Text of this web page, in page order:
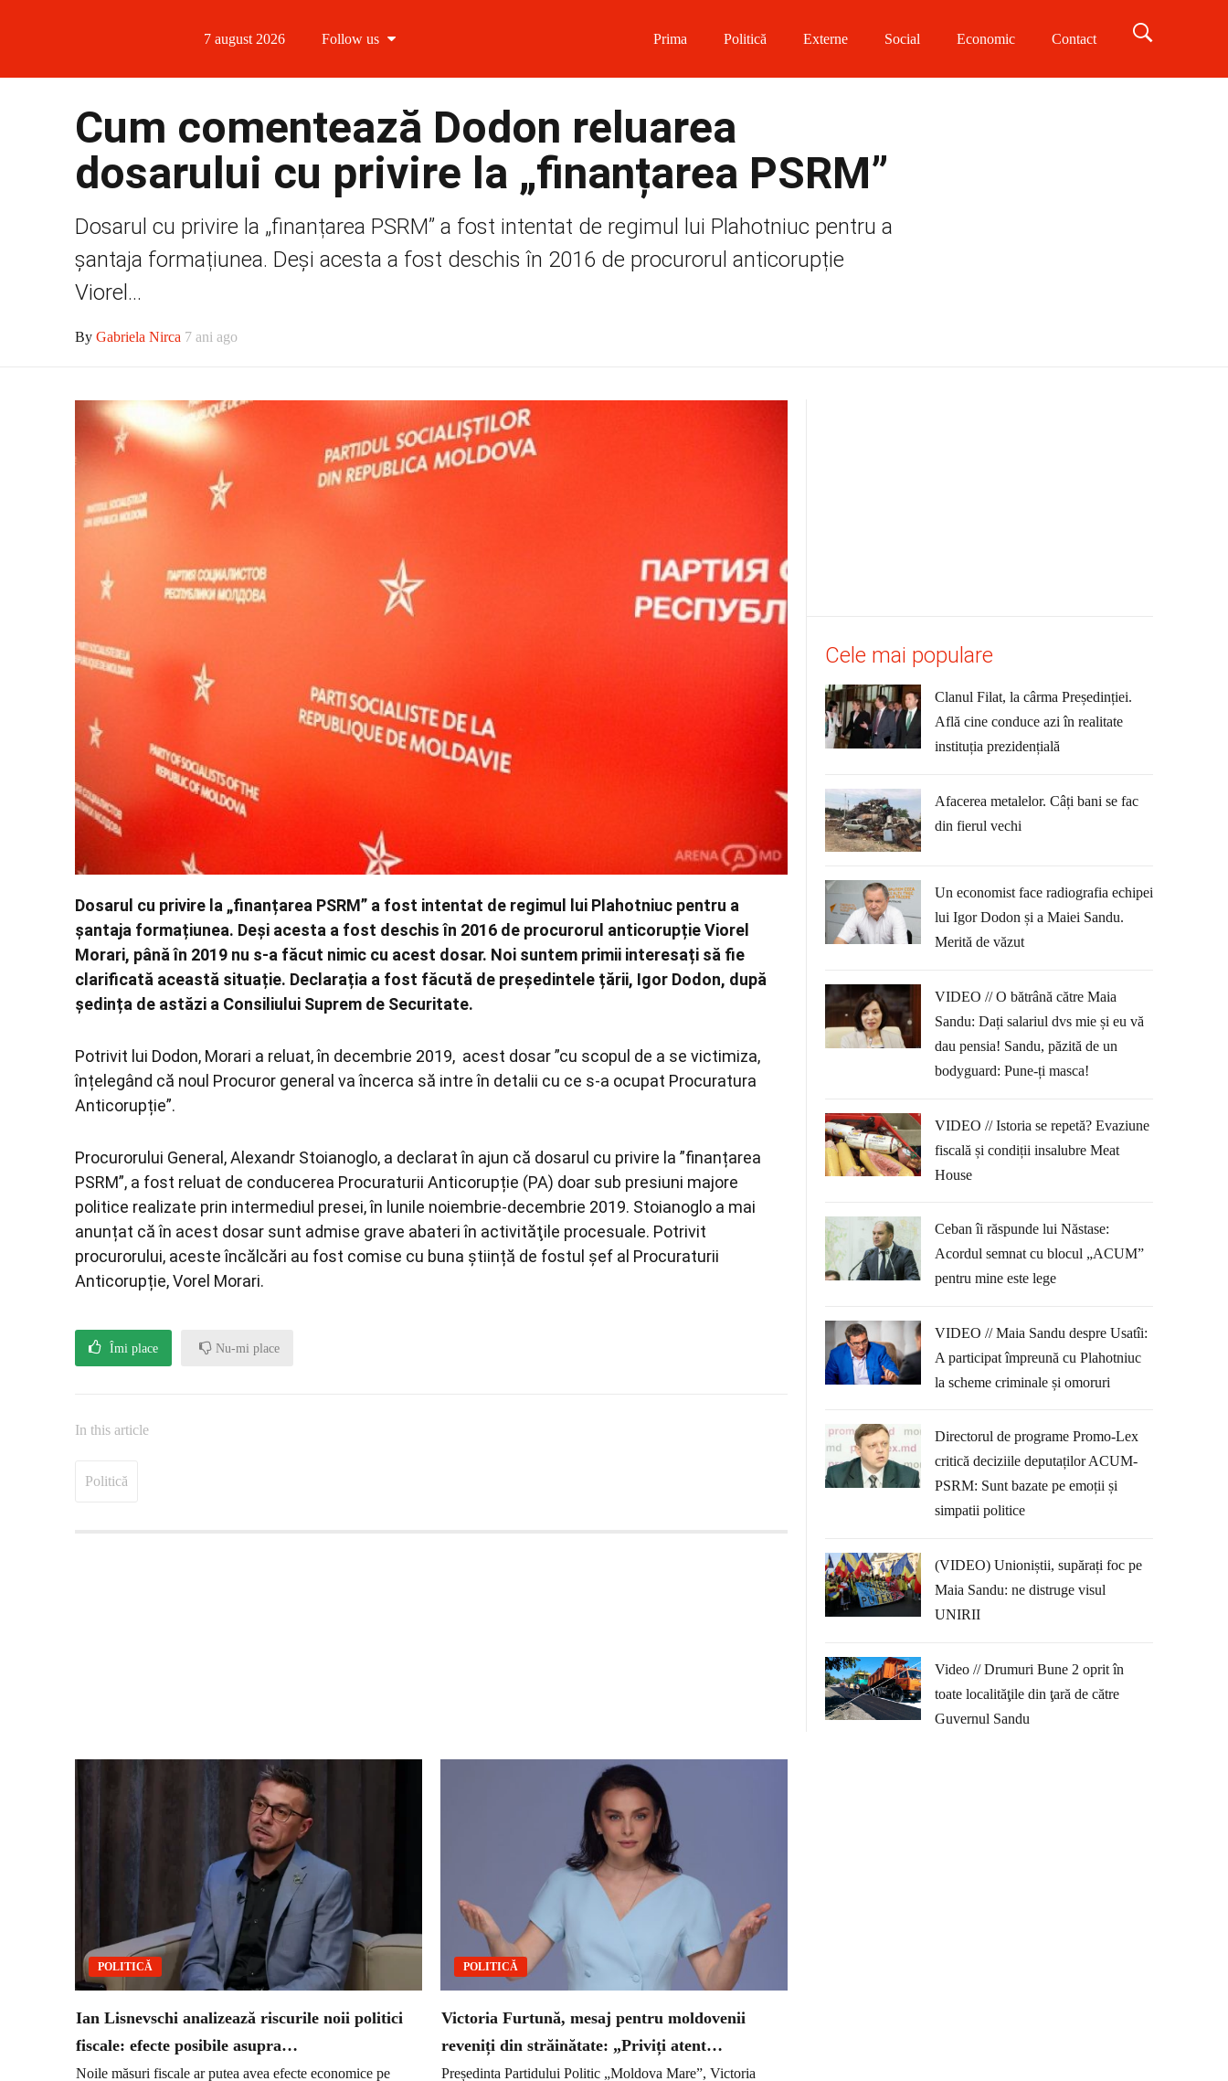
7 august 2026 Follow us
Follow us on Twitter
Prima Politică Externe Social Economic Contact
Cum comentează Dodon reluarea
dosarului cu privire la „finanțarea PSRM”
Dosarul cu privire la „finanțarea PSRM” a fost intentat de regimul lui Plahotniuc pentru a
șantaja formațiunea. Deși acesta a fost deschis în 2016 de procurorul anticorupție
Viorel...
By Gabriela Nirca 7 ani ago
Dosarul cu privire la „finanțarea PSRM” a fost intentat de regimul lui Plahotniuc pentru a
șantaja formațiunea. Deși acesta a fost deschis în 2016 de procurorul anticorupție Viorel
Morari, până în 2019 nu s-a făcut nimic cu acest dosar. Noi suntem primii interesați să fie
clarificată această situație. Declarația a fost făcută de președintele țării, Igor Dodon, după
ședința de astăzi a Consiliului Suprem de Securitate.
Potrivit lui Dodon, Morari a reluat, în decembrie 2019, acest dosar ”cu scopul de a se victimiza,
înțelegând că noul Procuror general va încerca să intre în detalii cu ce s-a ocupat Procuratura
Anticorupție”.
Procurorului General, Alexandr Stoianoglo, a declarat în ajun că dosarul cu privire la ”finanțarea
PSRM”, a fost reluat de conducerea Procuraturii Anticorupție (PA) doar sub presiuni majore
politice realizate prin intermediul presei, în lunile noiembrie-decembrie 2019. Stoianoglo a mai
anunțat că în acest dosar sunt admise grave abateri în activităţile procesuale. Potrivit
procurorului, aceste încălcări au fost comise cu buna știință de fostul șef al Procuraturii
Anticorupție, Vorel Morari.
Îmi place Nu-mi place
In this article
Politică
POLITICĂ
Ian Lisnevschi analizează riscurile noii politici
fiscale: efecte posibile asupra…
Noile măsuri fiscale ar putea avea efecte economice pe
POLITICĂ
Victoria Furtună, mesaj pentru moldovenii
reveniți din străinătate: „Priviți atent…
Președinta Partidului Politic „Moldova Mare”, Victoria
Cele mai populare
Clanul Filat, la cârma Președinției.
Află cine conduce azi în realitate
instituția prezidențială
Afacerea metalelor. Câți bani se fac
din fierul vechi
Un economist face radiografia echipei
lui Igor Dodon și a Maiei Sandu.
Merită de văzut
VIDEO // O bătrână către Maia
Sandu: Dați salariul dvs mie și eu vă
dau pensia! Sandu, păzită de un
bodyguard: Pune-ți masca!
VIDEO // Istoria se repetă? Evaziune
fiscală și condiții insalubre Meat
House
Ceban îi răspunde lui Năstase:
Acordul semnat cu blocul „ACUM”
pentru mine este lege
VIDEO // Maia Sandu despre Usatîi:
A participat împreună cu Plahotniuc
la scheme criminale și omoruri
Directorul de programe Promo-Lex
critică deciziile deputaților ACUM-
PSRM: Sunt bazate pe emoții și
simpatii politice
(VIDEO) Unioniștii, supărați foc pe
Maia Sandu: ne distruge visul
UNIRII
Video // Drumuri Bune 2 oprit în
toate localităţile din ţară de către
Guvernul Sandu